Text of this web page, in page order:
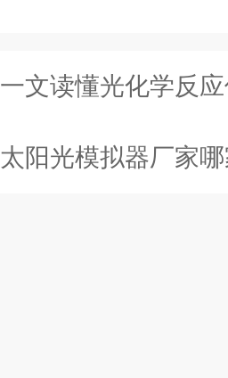
一文读懂光化学反应仪的核心
太阳光模拟器厂家哪家好_口